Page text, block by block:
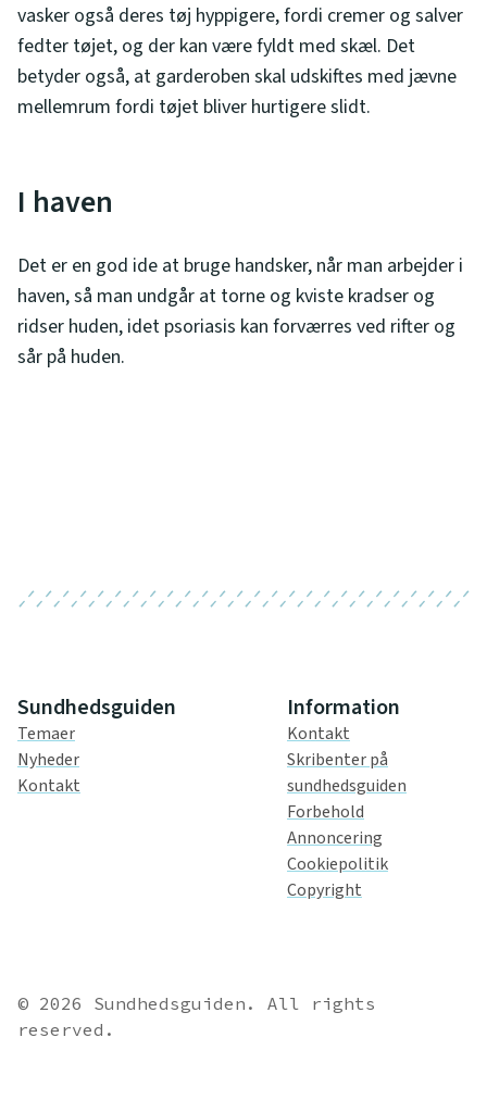
vasker også deres tøj hyppigere, fordi cremer og salver
fedter tøjet, og der kan være fyldt med skæl. Det
betyder også, at garderoben skal udskiftes med jævne
mellemrum fordi tøjet bliver hurtigere slidt.
I haven
Det er en god ide at bruge handsker, når man arbejder i
haven, så man undgår at torne og kviste kradser og
ridser huden, idet psoriasis kan forværres ved rifter og
sår på huden.
Sundhedsguiden
Temaer
Nyheder
Kontakt
Information
Kontakt
Skribenter på
sundhedsguiden
Forbehold
Annoncering
Cookiepolitik
Copyright
© 2026 Sundhedsguiden. All rights
reserved.